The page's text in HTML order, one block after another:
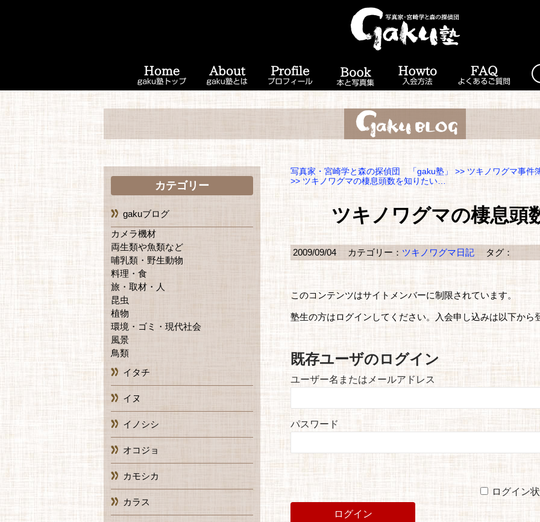
写真家・宮崎学と森の探偵団 「gaku塾」 >> ツキノワグマ事件
>> ツキノワグマの棲息頭数を知りたい…
ツキノワグマの棲息
2009/09/04 カテゴリー： ツキノワグマ日記 タグ：
このコンテンツはサイトメンバーに制限されています。
塾生の方はログインしてください。入会申し込みは以下から
既存ユーザのログイン
ユーザー名またはメールアドレス
パスワード
ログイン
カテゴリー
gakuブログ
カメラ機材
両生類や魚類など
哺乳類・野生動物
料理・食
旅・取材・人
昆虫
植物
環境・ゴミ・現代社会
風景
鳥類
イタチ
イヌ
イノシシ
オコジョ
カモシカ
カラス